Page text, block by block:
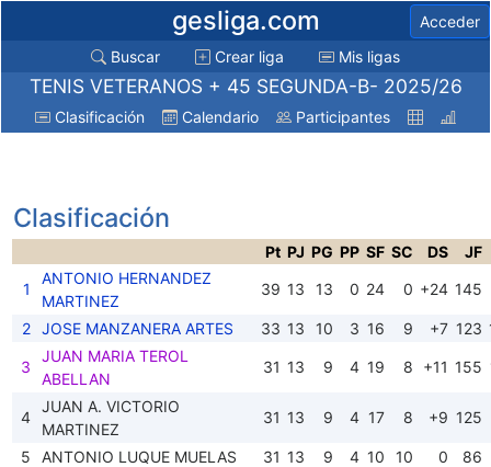
gesliga.com
Acceder
Buscar
Crear liga Mis ligas
TENIS VETERANOS + 45 SEGUNDA-B- 2025/26
Clasificación Calendario Participantes
Clasificación
Pt PJ PG PP SF SC DS
JF
1
ANTONIO HERNANDEZ
MARTINEZ
39 13 13 0 24 0 +24 145
2 JOSE MANZANERA ARTES 33 13 10 3 16 9 +7 123
3
JUAN MARIA TEROL
ABELLAN
31 13 9 4 19 8 +11 155
4
JUAN A. VICTORIO
MARTINEZ
31 13 9 4 17 8 +9 125
5 ANTONIO LUQUE MUELAS 31 13 9 4 10 10 0
86